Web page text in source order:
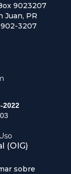
9023207
Juan, PR
3207
2022
(OIG)
sobre